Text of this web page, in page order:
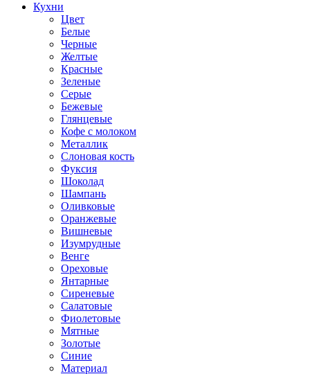
Кухни
Цвет
Белые
Черные
Желтые
Красные
Зеленые
Серые
Бежевые
Глянцевые
Кофе с молоком
Металлик
Слоновая кость
Фуксия
Шоколад
Шампань
Оливковые
Оранжевые
Вишневые
Изумрудные
Венге
Ореховые
Янтарные
Сиреневые
Салатовые
Фиолетовые
Мятные
Золотые
Синие
Материал